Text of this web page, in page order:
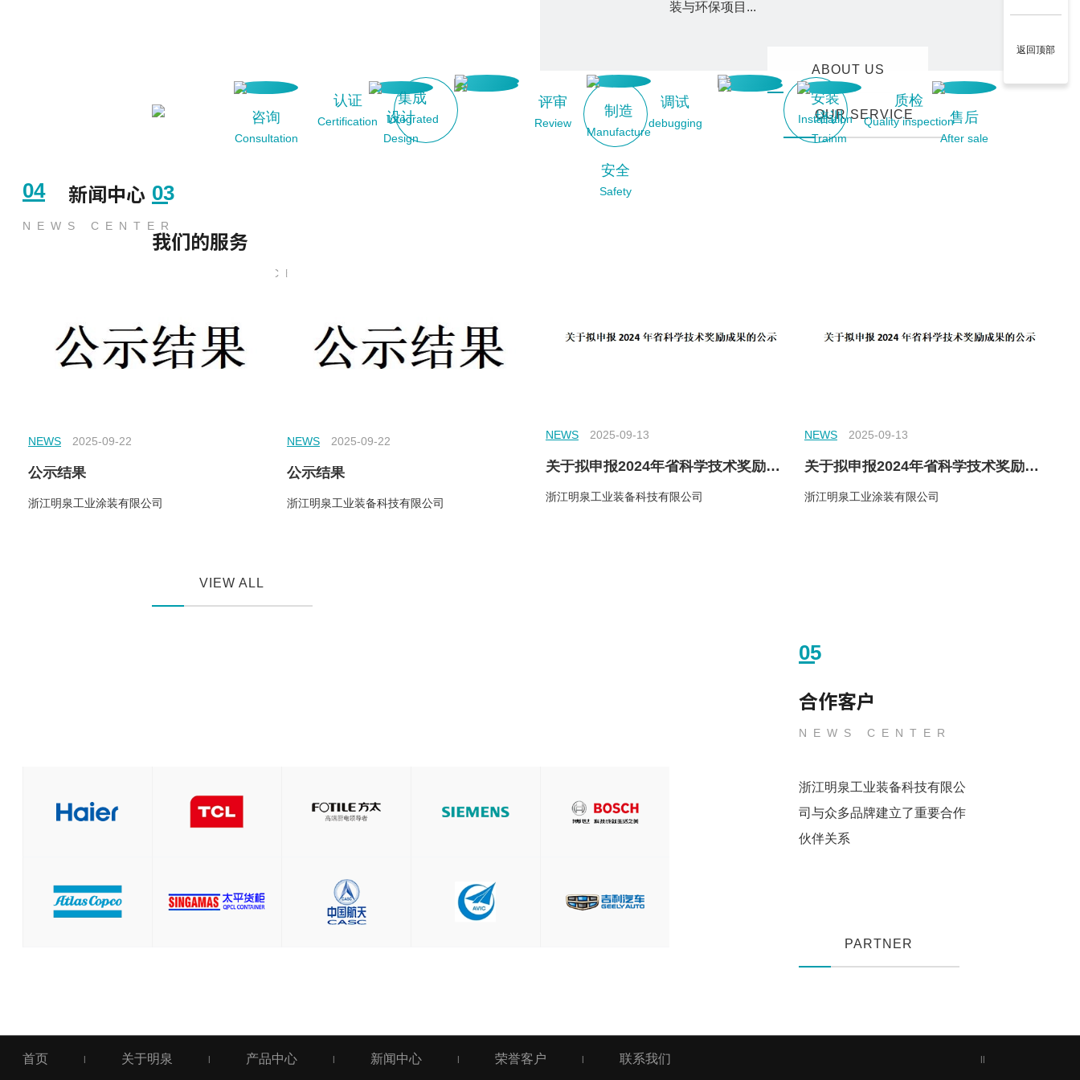
装与环保项目...
ABOUT US
03
我们的服务
OUR SERVICE
认证
Certification
安全
Safety
质检
Quality inspection
咨询
Consultation
设计
Design
评审
Review
集成
Integrated 制造
Manufacture
安装
Installation
调试
debugging 培训
Trainm
售后
After sale
OUR SERVICE
04 新闻中心
NEWS CENTER
NEWS 2025-09-22
公示结果
浙江明泉工业涂装有限公司
NEWS 2025-09-22
公示结果
浙江明泉工业装备科技有限公司
NEWS 2025-09-13
关于拟申报2024年省科学技术奖励成果的公示
浙江明泉工业装备科技有限公司
NEWS 2025-09-13
关于拟申报2024年省科学技术奖励成果的公示
浙江明泉工业涂装有限公司
VIEW ALL
05
合作客户
NEWS CENTER
浙江明泉工业装备科技有限公
司与众多品牌建立了重要合作
伙伴关系
PARTNER
返回顶部
首页 | 关于明泉 | 产品中心 | 新闻中心 | 荣誉客户 | 联系我们 ||